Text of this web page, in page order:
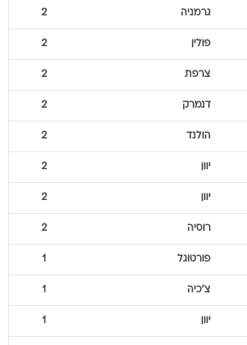
גרמניה 2
פולין 2
צרפת 2
דנמרק 2
הולנד 2
יוון 2
יוון 2
רוסיה 2
פורטוגל 1
צ'כיה 1
יוון 1